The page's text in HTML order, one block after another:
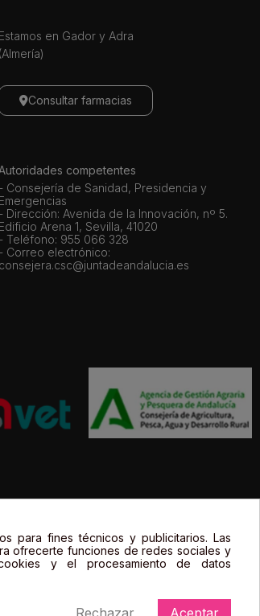
Estamos en Gador y Adra
(Almería)
Consultar farmacias
competentes
- Consejería de Sanidad, Presidencia y
Emergencias
- Dirección: Avenida de la Innovación, nº 5.
Edificio Arena 1, Sevilla, 41020
- Teléfono: 955 066 328
- Correo electrónico:
consejera.csc@juntadeandalucia.es
y sólo se muestran a título informativo.
para fines técnicos y publicitarios. Las
ofrecerte funciones de redes sociales y
y el procesamiento de datos
Aceptar
Rechazar